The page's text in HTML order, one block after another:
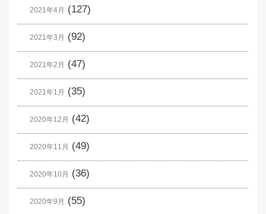
2021年4月 (127)
2021年3月 (92)
2021年2月 (47)
2021年1月 (35)
2020年12月 (42)
2020年11月 (49)
2020年10月 (36)
2020年9月 (55)